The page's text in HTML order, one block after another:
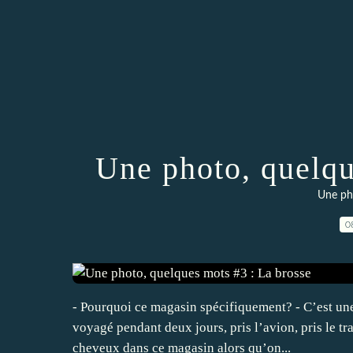
Une photo,
Une
- Pourquoi ce magasin spécifiquement? - C’est
voyagé pendant deux jours, pris l’avion, pris le
cheveux dans ce magasin alors qu’on...